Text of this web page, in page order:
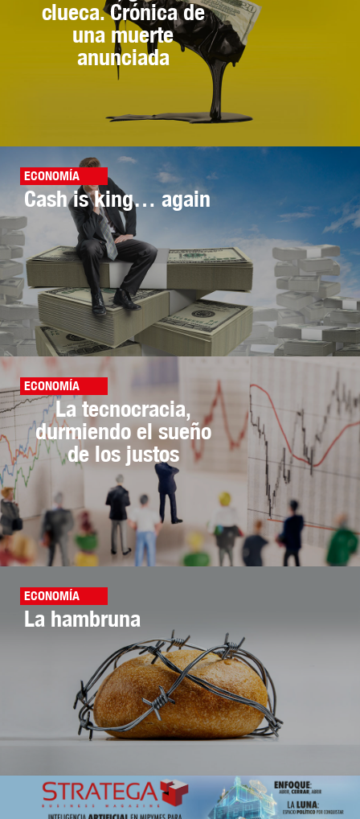
clueca. Crónica de
una muerte
anunciada
ECONOMÍA
Cash is king… again
ECONOMÍA
La tecnocracia,
durmiendo el sueño
de los justos
ECONOMÍA
La hambruna